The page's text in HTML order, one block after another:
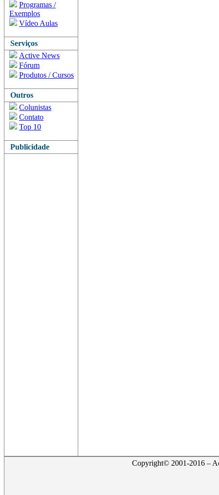
Programas /
Exemplos
Vídeo Aulas
Serviços
Active News
Fórum
Produtos / Cursos
Outros
Colunistas
Contato
Top 10
Publicidade
Copyright© 2001-2016 –